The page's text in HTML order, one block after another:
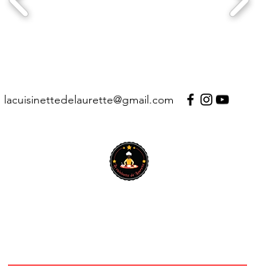
lacuisinettedelaurette@gmail.com